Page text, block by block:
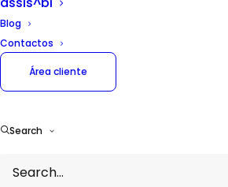
Blog
Contactos
Área cliente
Search
limites de duração do
descanso obrigatório,
horário de trabalho,
O horário de trabalho é
durante o qual o